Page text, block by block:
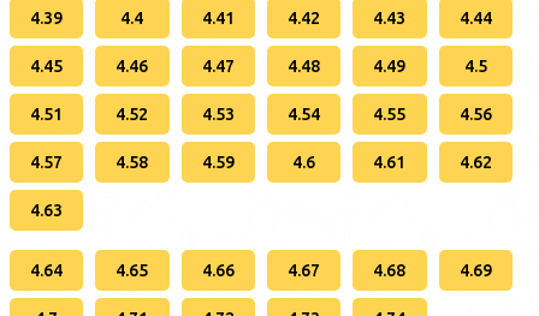
4.39 4.4 4.41 4.42 4.43 4.44
4.45 4.46 4.47 4.48 4.49 4.5
4.51 4.52 4.53 4.54 4.55 4.56
4.57 4.58 4.59 4.6 4.61 4.62
4.63
4.64 4.65 4.66 4.67 4.68 4.69